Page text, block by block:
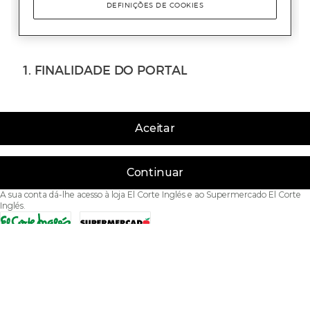
Aceitar
Continuar
A sua conta dá-lhe acesso à loja El Corte Inglés e ao Supermercado El Corte
Inglés.